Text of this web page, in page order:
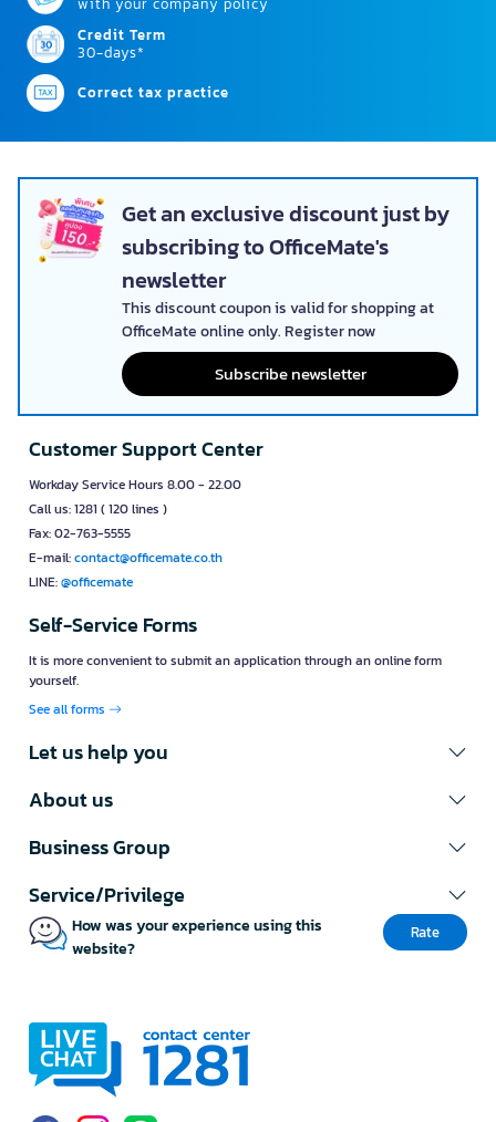
Credit Term
30-days*
Correct tax practice
Get an exclusive discount just by
subscribing to OfficeMate's
newsletter
This discount coupon is valid for shopping at
OfficeMate online only. Register now
Subscribe newsletter
Customer Support Center
Workday Service Hours 8.00 - 22.00
Call us: 1281 ( 120 lines )
Fax: 02-763-5555
E-mail:contact@officemate.co.th
LINE:@officemate
Self-Service Forms
It is more convenient to submit an application through an online form
yourself.
See all forms
Let us help you
About us
Business Group
Service/Privilege
How was your experience using this
website?
Rate